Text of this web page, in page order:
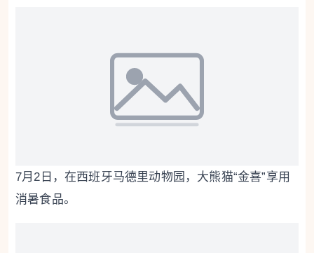
7月2日，在西班牙马德里动物园，大熊猫“金喜”享用
消暑食品。